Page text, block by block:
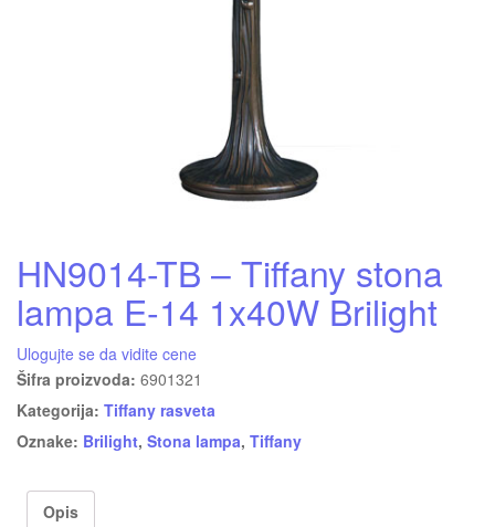
HN9014-TB – Tiffany stona
lampa E-14 1x40W Brilight
Ulogujte se da vidite cene
Šifra proizvoda: 6901321
Kategorija: Tiffany rasveta
Oznake: Brilight, Stona lampa, Tiffany
Opis